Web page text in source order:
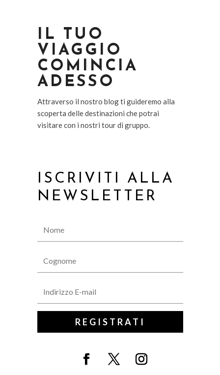
IL TUO
VIAGGIO
COMINCIA
ADESSO
Attraverso il nostro blog ti guideremo alla
scoperta delle destinazioni che potrai
visitare con i nostri tour di gruppo.
ISCRIVITI ALLA
NEWSLETTER
REGISTRATI